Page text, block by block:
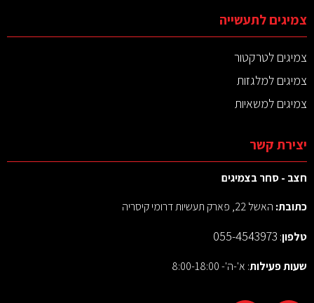
צמיגים לתעשייה
צמיגים לטרקטור
צמיגים למלגזות
צמיגים למשאיות
יצירת קשר
חצב - סחר בצמיגים
כתובת: האשל 22, פארק תעשיות דרומי קיסריה
טלפון:
055-4543973
שעות פעילות: א'-ה'- 8:00-18:00